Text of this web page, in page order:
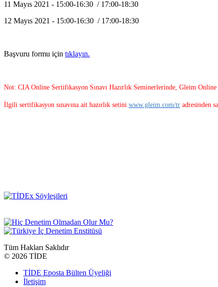
11 Mayıs 2021 - 15:00-16:30 / 17:00-18:30
12 Mayıs 2021 - 15:00-16:30 / 17:00-18:30
Başvuru formu için tıklayın.
Not: CIA Online Sertifikasyon Sınavı Hazırlık Seminerlerinde, Gleim Online
İlgili sertifikasyon sınavına ait hazırlık setini www.gleim.com/tr adresinden
Tüm Hakları Saklıdır
© 2026 TİDE
TİDE Eposta Bülten Üyeliği
İletişim